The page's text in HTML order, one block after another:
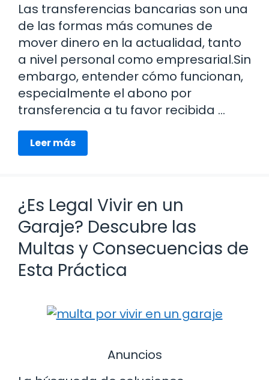
Las transferencias bancarias son una
de las formas más comunes de
mover dinero en la actualidad, tanto
a nivel personal como empresarial.Sin
embargo, entender cómo funcionan,
especialmente el abono por
transferencia a tu favor recibida …
Leer más
¿Es Legal Vivir en un
Garaje? Descubre las
Multas y Consecuencias de
Esta Práctica
Anuncios